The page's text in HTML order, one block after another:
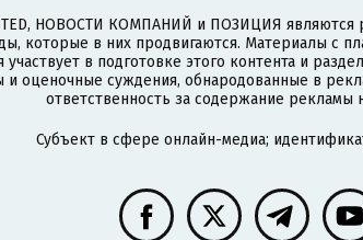
НОВОСТИ КОМПАНИЙ и ПОЗИЦИЯ являются
которые в них продвигаются. Материалы
в подготовке этого контента и
и оценочные суждения, обнародованные в
ответственность за содержание рекламы
Субъект в сфере онлайн-медиа;